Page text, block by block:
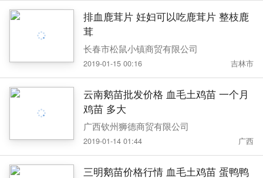
排血鹿茸片 妊妇可以吃鹿茸片 整枝鹿
茸
长春市松鼠小镇商贸有限公司
2019-01-15 00:16 吉林市
云南鹅苗批发价格 血毛土鸡苗 一个月
鸡苗 多大
广西钦州狮德商贸有限公司
2019-01-14 01:44 广西
三明鹅苗价格行情 血毛土鸡苗 蛋鸭鸭